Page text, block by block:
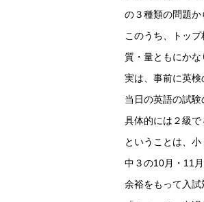
の３種類の問題か
このうち、トップ
質・量ともにかな
実は、事前に英
当日の英語の試験
具体的には２級で
ということは、
中３の10月・11
余裕をもって入試